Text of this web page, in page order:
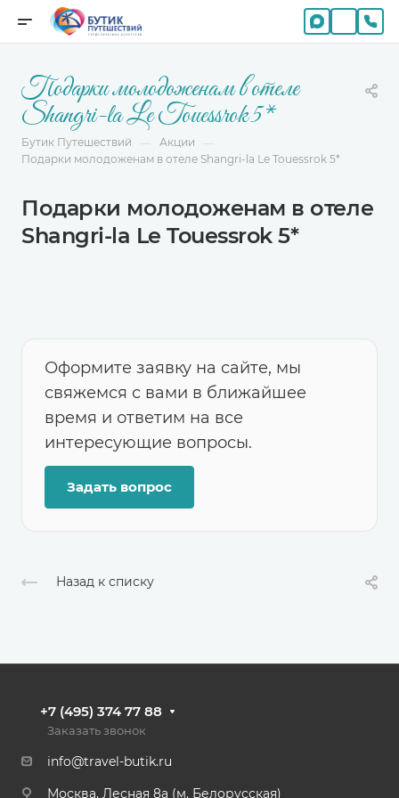
Подарки молодоженам в отеле
Shangri-la Le Touessrok 5*
Бутик Путешествий Акции
Подарки молодоженам в отеле Shangri-la Le Touessrok 5*
Подарки молодоженам в отеле
Shangri-la Le Touessrok 5*
Оформите заявку на сайте, мы
свяжемся с вами в ближайшее
время и ответим на все
интересующие вопросы.
Задать вопрос
Назад к списку
+7 (495) 374 77 88
Заказать звонок
info@travel-butik.ru
Москва, Лесная 8а (м. Белорусская)